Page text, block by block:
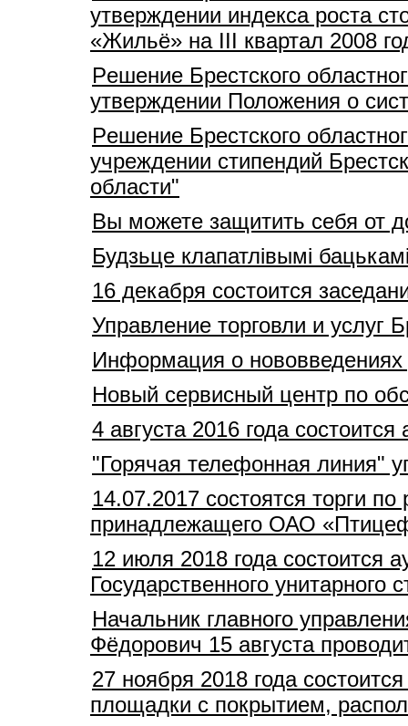
утверждении индекса роста
«Жильё» на III квартал 2008
Pешение Брестского
утверждении Положения о
Pешение Брестского
учреждении стипендий
области"
Вы можете защитить себя от
Будзьце клапатлівымі
16 декабря состоится
Управление торговли и услуг
Информация о
Новый сервисный центр по
4 августа 2016 года
"Горячая телефонная линия"
14.07.2017 состоятся торги
принадлежащего ОАО
12 июля 2018 года состоится
Государственного
Начальник главного
Фёдорович 15 августа
27 ноября 2018 года
площадки с покрытием,